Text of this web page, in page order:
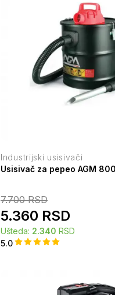
Industrijski usisivači
Usisivač za pepeo AGM
5.0
7.700RSD
5.360 RSD
Ušteda: 2.340 RSD